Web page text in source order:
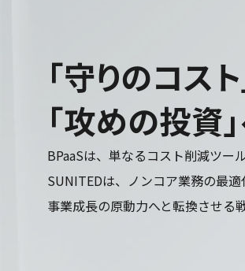
「守りのコス ト
「攻めの投資」
BPaaSは、単なるコスト削減ツー
SUNITEDは、ノンコア業務の最
事業成長の原動力へと転換させる